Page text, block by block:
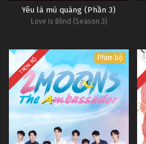
Yêu là mù quáng (Phần 3)
Love Is Blind (Season 3)
TRỌN BỘ Phim bộ